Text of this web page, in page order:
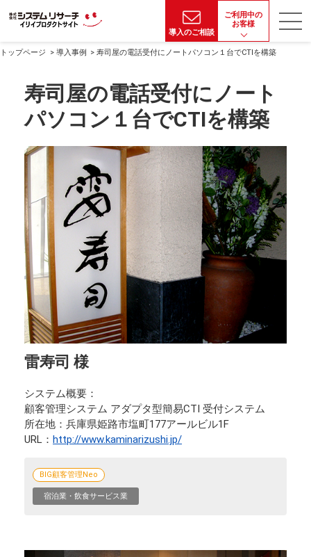
導入のご相談
ご利用中の
お客様
トップページ 導入事例 寿司屋の電話受付にノートパソコン１台でCTIを構築
寿司屋の電話受付にノート
パソコン１台でCTIを構築
雷寿司 様
システム概要
顧客管理システム アダプタ型簡易CTI 受付システム
所在地
兵庫県姫路市塩町177アールビル1F
URL
http://www.kaminarizushi.jp/
BIG顧客管理Neo
宿泊業・飲食サービス業